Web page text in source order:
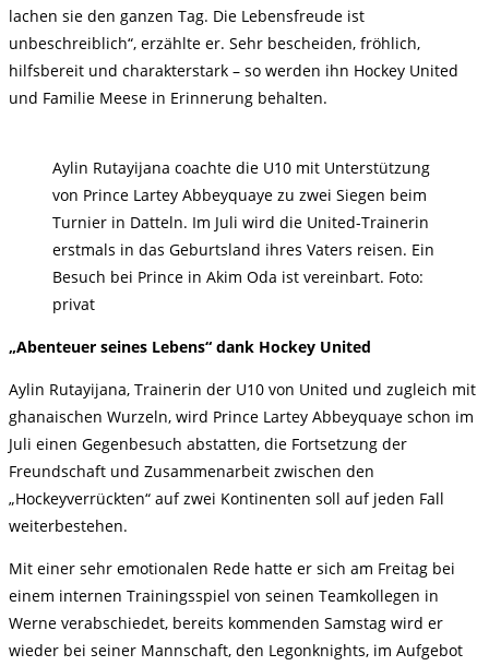
lachen sie den ganzen Tag. Die Lebensfreude ist
unbeschreiblich“, erzählte er. Sehr bescheiden, fröhlich,
hilfsbereit und charakterstark – so werden ihn Hockey United
und Familie Meese in Erinnerung behalten.
Aylin Rutayijana coachte die U10 mit Unterstützung
von Prince Lartey Abbeyquaye zu zwei Siegen beim
Turnier in Datteln. Im Juli wird die United-Trainerin
erstmals in das Geburtsland ihres Vaters reisen. Ein
Besuch bei Prince in Akim Oda ist vereinbart. Foto:
privat
„Abenteuer seines Lebens“ dank Hockey United
Aylin Rutayijana, Trainerin der U10 von United und zugleich mit
ghanaischen Wurzeln, wird Prince Lartey Abbeyquaye schon im
Juli einen Gegenbesuch abstatten, die Fortsetzung der
Freundschaft und Zusammenarbeit zwischen den
„Hockeyverrückten“ auf zwei Kontinenten soll auf jeden Fall
weiterbestehen.
Mit einer sehr emotionalen Rede hatte er sich am Freitag bei
einem internen Trainingsspiel von seinen Teamkollegen in
Werne verabschiedet, bereits kommenden Samstag wird er
wieder bei seiner Mannschaft, den Legonknights, im Aufgebot